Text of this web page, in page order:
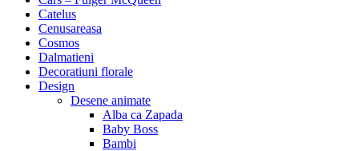
Catelus
Cenusareasa
Cosmos
Dalmatieni
Decoratiuni florale
Design
Desene animate
Alba ca Zapada
Baby Boss
Bambi